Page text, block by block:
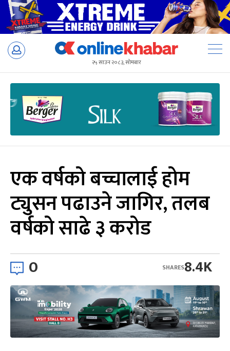
Skip
२५ साउन २०८३, सोमबार
एक वर्षको बच्चालाई होम
ट्युसन पढाउने जागिर, तलब
वर्षको साढे ३ करोड
0 8.4K
SHARES